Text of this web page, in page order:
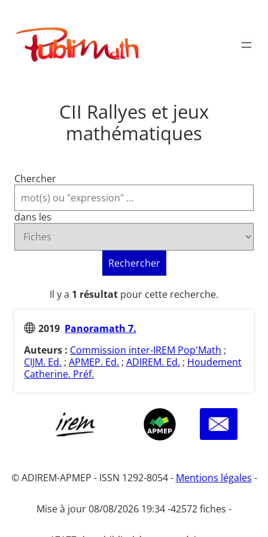
contenu
Publimath
CII Rallyes et jeux
mathématiques
Chercher
dans les
Rechercher
Il y a 1 résultat pour cette recherche.
2019 Panoramath 7.
Auteurs : Commission inter-IREM Pop'Math ;
CIJM. Ed. ; APMEP. Ed. ; ADIREM. Ed. ; Houdement
Catherine. Préf.
© ADIREM-APMEP - ISSN 1292-8054 - Mentions légales -
Mise à jour 08/08/2026 19:34 -42572 fiches -